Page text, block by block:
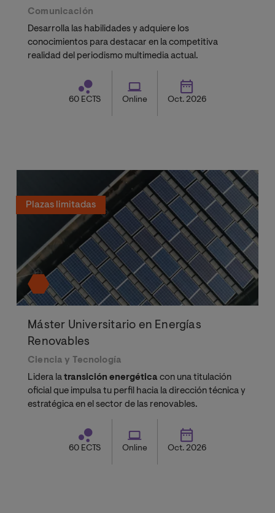
Comunicación
Desarrolla las habilidades y adquiere los
conocimientos para destacar en la competitiva
realidad del periodismo multimedia actual.
60 ECTS Online Oct. 2026
Plazas limitadas
Máster Universitario en Energías
Renovables
Ciencia y Tecnología
Lidera latransición energética con una titulación
oficial que impulsa tu perfil hacia la dirección técnica y
estratégica en el sector de las renovables.
60 ECTS Online Oct. 2026